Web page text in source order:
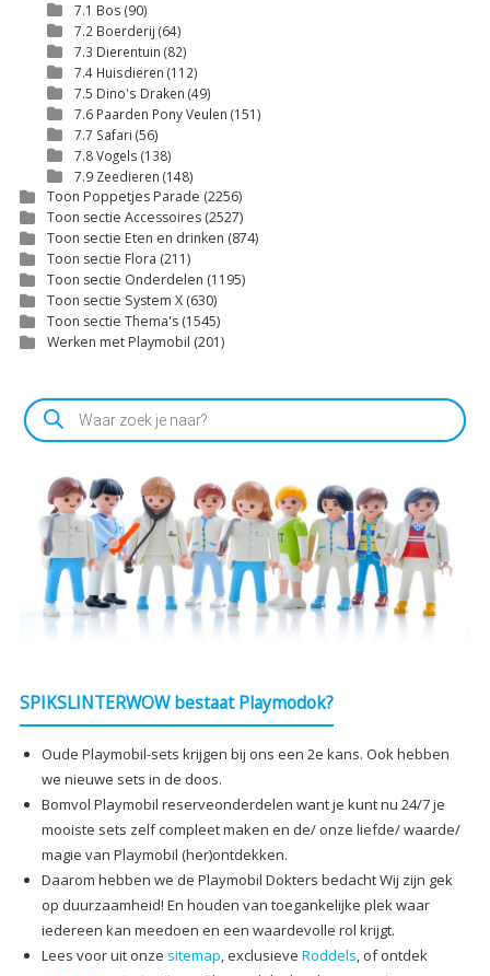
7.1 Bos (90)
7.2 Boerderij (64)
7.3 Dierentuin (82)
7.4 Huisdieren (112)
7.5 Dino's Draken (49)
7.6 Paarden Pony Veulen (151)
7.7 Safari (56)
7.8 Vogels (138)
7.9 Zeedieren (148)
Toon Poppetjes Parade (2256)
Toon sectie Accessoires (2527)
Toon sectie Eten en drinken (874)
Toon sectie Flora (211)
Toon sectie Onderdelen (1195)
Toon sectie System X (630)
Toon sectie Thema's (1545)
Werken met Playmobil (201)
Producten
zoeken
SPIKSLINTERWOW bestaat Playmodok?
Oude Playmobil-sets krijgen bij ons een 2e kans. Ook hebben
we nieuwe sets in de doos.
Bomvol Playmobil reserveonderdelen want je kunt nu 24/7 je
mooiste sets zelf compleet maken en de/ onze liefde/ waarde/
magie van Playmobil (her)ontdekken.
Daarom hebben we de Playmobil Dokters bedacht Wij zijn gek
op duurzaamheid! En houden van toegankelijke plek waar
iedereen kan meedoen en een waardevolle rol krijgt.
Lees voor uit onze sitemap, exclusieve Roddels, of ontdek